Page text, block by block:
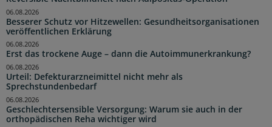
Besserer Schutz vor Hitzewellen: Gesundheitsorganisationen
veröffentlichen Erklärung
06.08.2026
Erst das trockene Auge – dann die Autoimmunerkrankung?
06.08.2026
Urteil: Defekturarzneimittel nicht mehr als
Sprechstundenbedarf
06.08.2026
Geschlechtersensible Versorgung: Warum sie auch in der
orthopädischen Reha wichtiger wird
06.08.2026